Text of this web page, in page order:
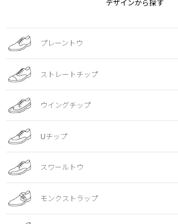
デザインから探す
プレーントウ
ストレートチップ
ウイングチップ
Uチップ
スワールトウ
モンクストラップ